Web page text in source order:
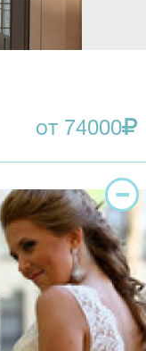
от 74000